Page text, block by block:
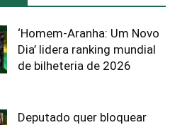
‘Homem-Aranha: Um Novo
Dia’ lidera ranking mundial
de bilheteria de 2026
Deputado quer bloquear